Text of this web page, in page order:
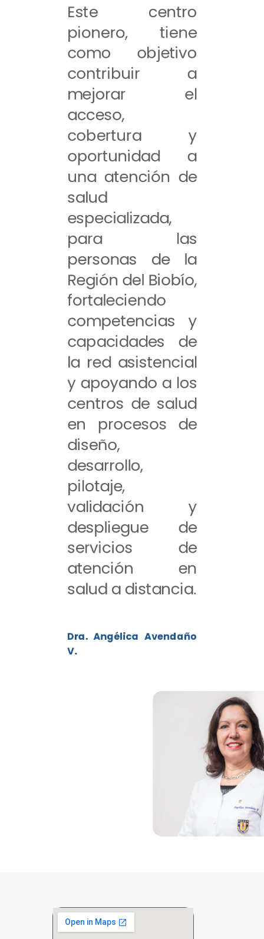
Este centro
pionero, tiene
como objetivo
contribuir a
mejorar el
acceso,
cobertura y
oportunidad a
una atención de
salud
especializada,
para las
personas de la
Región del Biobío,
fortaleciendo
competencias y
capacidades de
la red asistencial
y apoyando a los
centros de salud
en procesos de
diseño,
desarrollo,
pilotaje,
validación y
despliegue de
servicios de
atención en
salud a distancia.
Dra. Angélica Avendaño
V.